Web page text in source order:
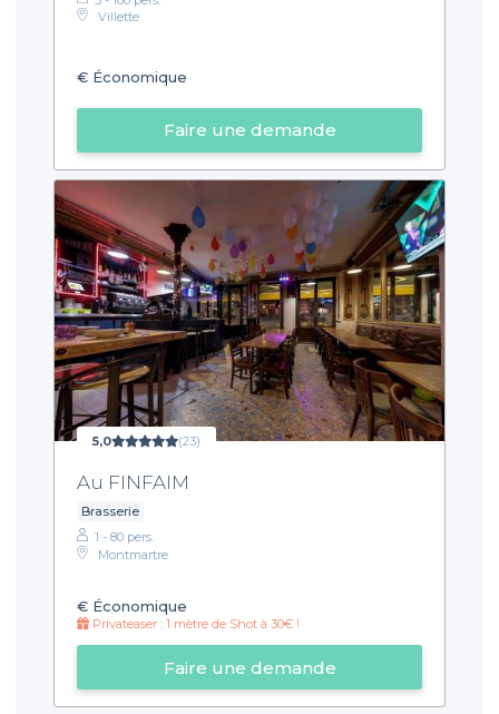
Villette
€ Économique
Faire une demande
5,0 (23)
Au FINFAIM
Brasserie
1 - 80 pers.
Montmartre
€ Économique
Privateaser : 1 mètre de Shot à 30€ !
Faire une demande